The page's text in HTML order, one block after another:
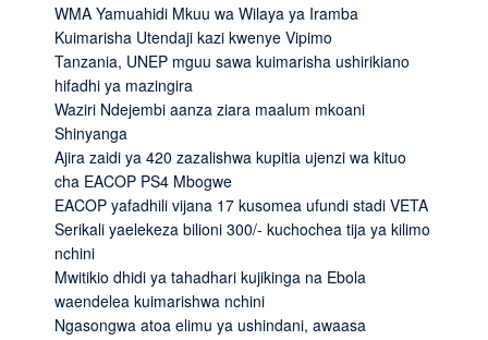
WMA Yamuahidi Mkuu wa Wilaya ya Iramba
Kuimarisha Utendaji kazi kwenye Vipimo
Tanzania, UNEP mguu sawa kuimarisha ushirikiano
hifadhi ya mazingira
Waziri Ndejembi aanza ziara maalum mkoani
Shinyanga
Ajira zaidi ya 420 zazalishwa kupitia ujenzi wa kituo
cha EACOP PS4 Mbogwe
EACOP yafadhili vijana 17 kusomea ufundi stadi VETA
Serikali yaelekeza bilioni 300/- kuchochea tija ya kilimo
nchini
Mwitikio dhidi ya tahadhari kujikinga na Ebola
waendelea kuimarishwa nchini
Ngasongwa atoa elimu ya ushindani, awaasa